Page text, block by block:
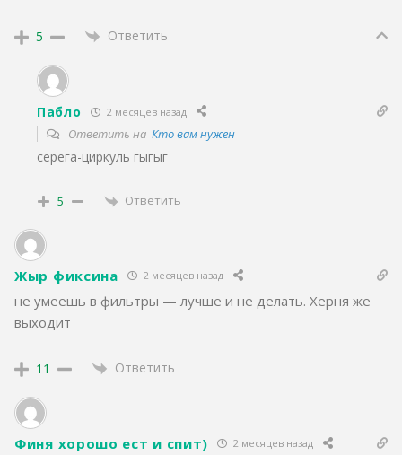
5 Ответить
Пабло 2 месяцев назад
Ответить на Кто вам нужен
серега-циркуль гыгыг
5 Ответить
Жыр фиксина 2 месяцев назад
не умеешь в фильтры — лучше и не делать. Херня же
выходит
11 Ответить
Финя хорошо ест и спит) 2 месяцев назад